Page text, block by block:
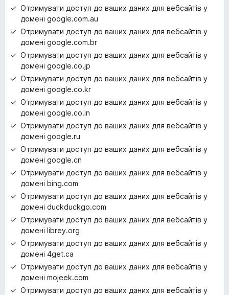
Отримувати доступ до ваших даних для вебсайтів у
домені google.com.au
Отримувати доступ до ваших даних для вебсайтів у
домені google.com.br
Отримувати доступ до ваших даних для вебсайтів у
домені google.co.jp
Отримувати доступ до ваших даних для вебсайтів у
домені google.co.kr
Отримувати доступ до ваших даних для вебсайтів у
домені google.co.in
Отримувати доступ до ваших даних для вебсайтів у
домені google.ru
Отримувати доступ до ваших даних для вебсайтів у
домені google.cn
Отримувати доступ до ваших даних для вебсайтів у
домені bing.com
Отримувати доступ до ваших даних для вебсайтів у
домені duckduckgo.com
Отримувати доступ до ваших даних для вебсайтів у
домені librey.org
Отримувати доступ до ваших даних для вебсайтів у
домені 4get.ca
Отримувати доступ до ваших даних для вебсайтів у
домені mojeek.com
Отримувати доступ до ваших даних для вебсайтів у